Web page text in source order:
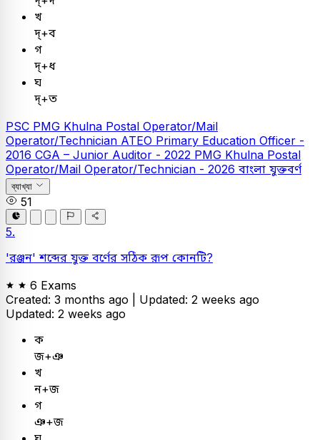
খ
দ্‌+ব
গ
দ্‌+ধ
ঘ
দ্‌+ত
PSC PMG Khulna Postal Operator/Mail
Operator/Technician ATEO Primary Education Officer -
2016 CGA – Junior Auditor - 2022 PMG Khulna Postal
Operator/Mail Operator/Technician - 2026 বাংলা যুক্তবর্ণ
ব্যাখ্যা
51
5.
'রঞ্জন' শব্দের যুক্ত বর্ণের সঠিক রূপ কোনটি?
6 Exams
Created: 3 months ago | Updated: 2 weeks ago
Updated: 2 weeks ago
ক
জ+ঞ
খ
ন+জ
গ
ঞ+জ